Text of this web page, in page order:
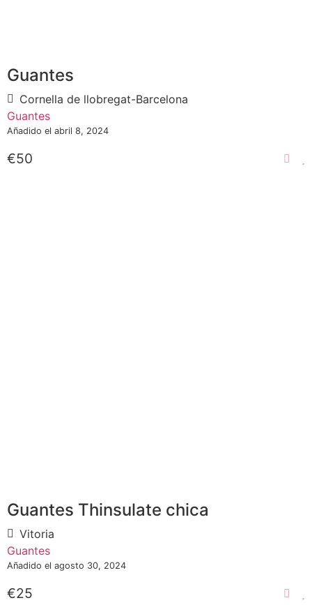
Guantes
Cornella de llobregat-Barcelona
Guantes
Añadido el abril 8, 2024
€50
Guantes Thinsulate chica
Vitoria
Guantes
Añadido el agosto 30, 2024
€25